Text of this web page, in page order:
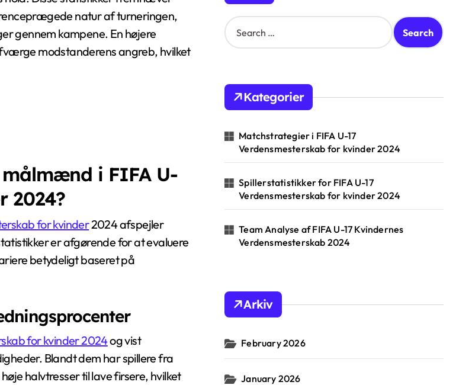
natur af turneringen,
gennem kampene. En højere
modstanderens angreb, hvilket
i FIFA U-
2024?
for kvinder2024 afspejler
er afgørende for at evaluere
betydeligt baseret på
for kvinder 2024og vist
Blandt dem har spillere fra
halvtresser til lave firsere, hvilket
S
e
h
o
:
Kategorier
Matchstrategier i FIFA U-17
Verdensmesterskab for kvinder 2024
Spillerstatistikker for FIFA U-17
Verdensmesterskab for kvinder 2024
Team Analyse af FIFA U-17 Kvindernes
Verdensmesterskab 2024
Arkiv
February 2026
January 2026